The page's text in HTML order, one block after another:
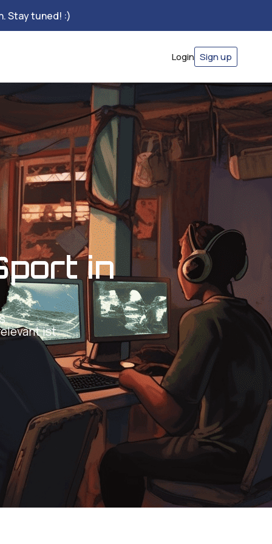
Stay tuned! :)
Login Sign up
in
ist.